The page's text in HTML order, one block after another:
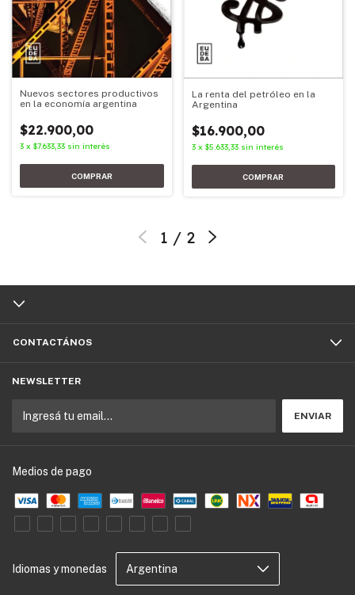
Nuevos sectores productivos
en la economía argentina
$22.900,00
3 x $7.633,33 sin interés
La renta del petróleo en la
Argentina
$16.900,00
3 x $5.633,33 sin interés
1 / 2
CONTACTÁNOS
NEWSLETTER
Medios de pago
Idiomas y monedas